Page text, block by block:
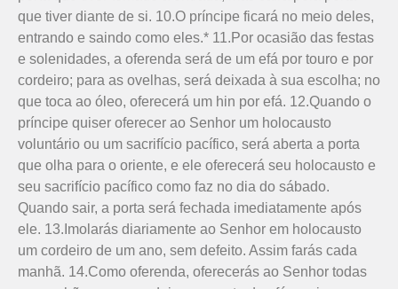
que tiver diante de si. 10.O príncipe ficará no meio deles,
entrando e saindo como eles.* 11.Por ocasião das festas
e solenidades, a oferenda será de um efá por touro e por
cordeiro; para as ovelhas, será deixada à sua escolha; no
que toca ao óleo, oferecerá um hin por efá. 12.Quando o
príncipe quiser oferecer ao Senhor um holocausto
voluntário ou um sacrifício pacífico, será aberta a porta
que olha para o oriente, e ele oferecerá seu holocausto e
seu sacrifício pacífico como faz no dia do sábado.
Quando sair, a porta será fechada imediatamente após
ele. 13.Imolarás diaria­mente ao Senhor em holocausto
um cordeiro de um ano, sem defeito. Assim farás cada
manhã. 14.Como oferenda, oferecerás ao Senhor todas